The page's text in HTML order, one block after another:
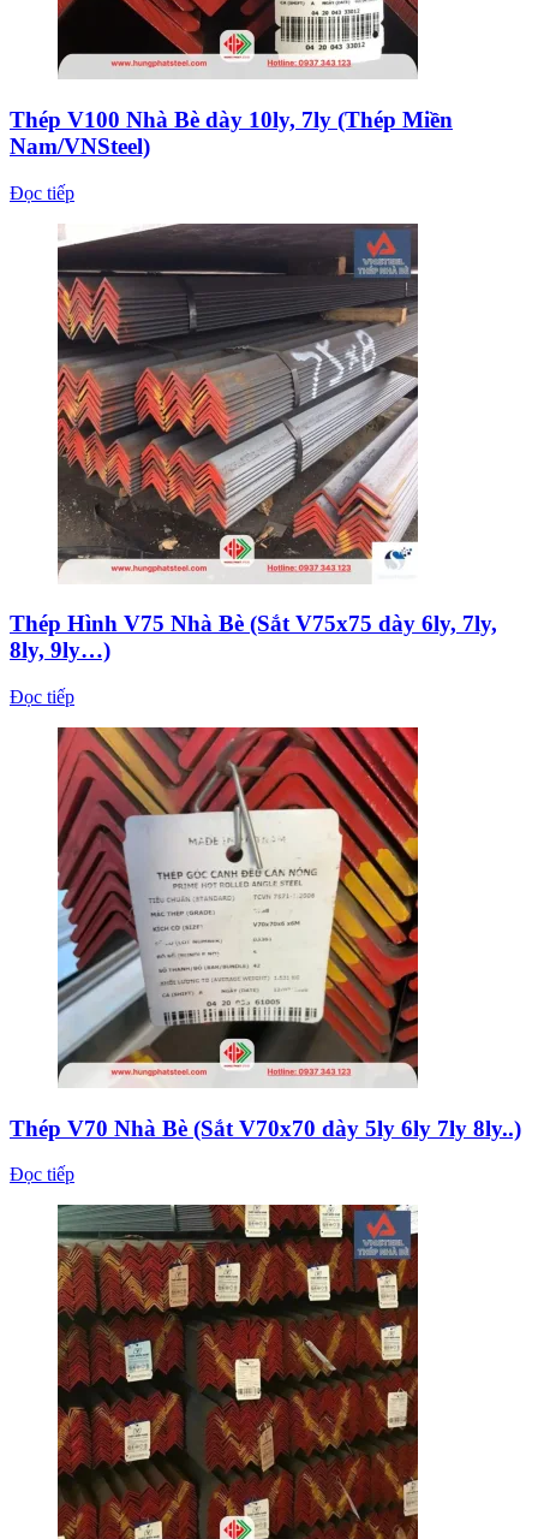
Thép V100 Nhà Bè dày 10ly, 7ly (Thép Miền
Nam/VNSteel)
Đọc tiếp
Thép Hình V75 Nhà Bè (Sắt V75x75 dày 6ly, 7ly,
8ly, 9ly…)
Đọc tiếp
Thép V70 Nhà Bè (Sắt V70x70 dày 5ly 6ly 7ly 8ly..)
Đọc tiếp